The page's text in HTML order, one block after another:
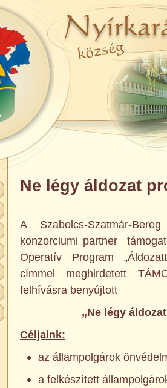
Ne légy áldozat
A Szabolcs-Szatmár-
konzorciumi partner
Operatív Program
címmel meghirdetett
felhívásra benyújtott
„Ne légy
Céljaink:
az állampolgárok
a felkészített